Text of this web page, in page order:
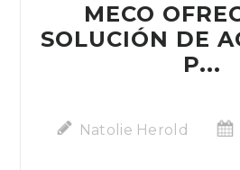
MECO
SOLUCIÓN DE
P...
Natolie Herold